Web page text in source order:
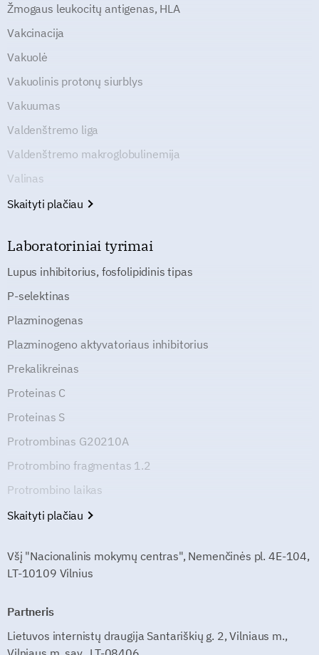
Žmogaus leukocitų antigenas, HLA
Vakcinacija
Vakuolė
Vakuolinis protonų siurblys
Vakuumas
Valdenštremo liga
Valdenštremo makroglobulinemija
Valinas
Skaityti plačiau
Laboratoriniai tyrimai
Lupus inhibitorius, fosfolipidinis tipas
P-selektinas
Plazminogenas
Plazminogeno aktyvatoriaus inhibitorius
Prekalikreinas
Proteinas C
Proteinas S
Protrombinas G20210A
Protrombino fragmentas 1.2
Protrombino laikas
Skaityti plačiau
Všį "Nacionalinis mokymų centras", Nemenčinės pl. 4E-104,
LT-10109 Vilnius
Partneris
Lietuvos internistų draugija Santariškių g. 2, Vilniaus m.,